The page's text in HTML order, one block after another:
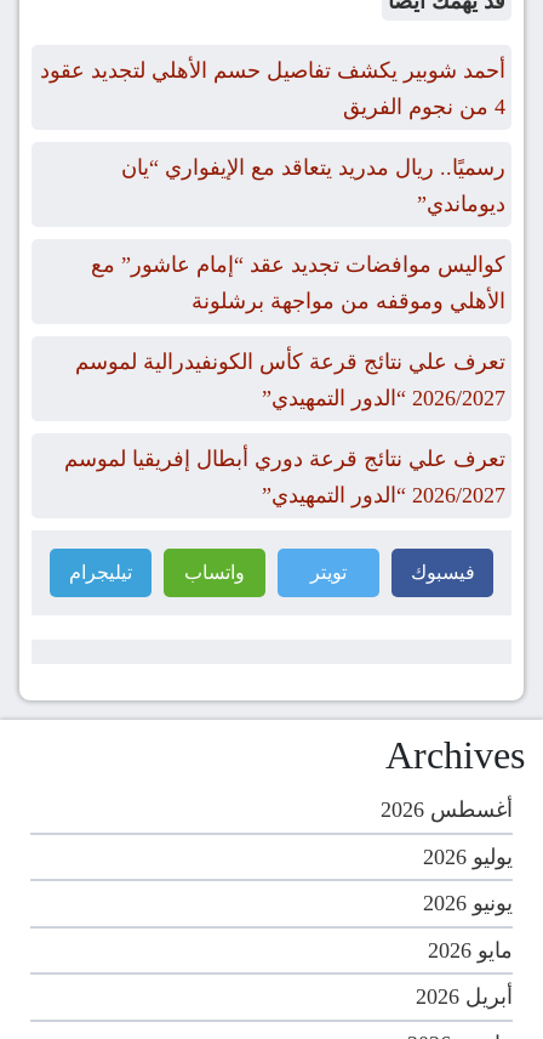
أحمد شوبير يكشف تفاصيل حسم الأهلي لتجديد عقود
4 من نجوم الفريق
رسميًا.. ريال مدريد يتعاقد مع الإيفواري “يان
ديوماندي”
كواليس موافضات تجديد عقد “إمام عاشور” مع
الأهلي وموقفه من مواجهة برشلونة
تعرف علي نتائج قرعة كأس الكونفيدرالية لموسم
2026/2027 “الدور التمهيدي”
تعرف علي نتائج قرعة دوري أبطال إفريقيا لموسم
2026/2027 “الدور التمهيدي”
فيسبوك تويتر واتساب تيليجرام
Archives
أغسطس 2026
يوليو 2026
يونيو 2026
مايو 2026
أبريل 2026